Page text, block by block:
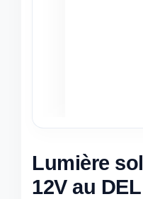
Lumière
12V au DEL